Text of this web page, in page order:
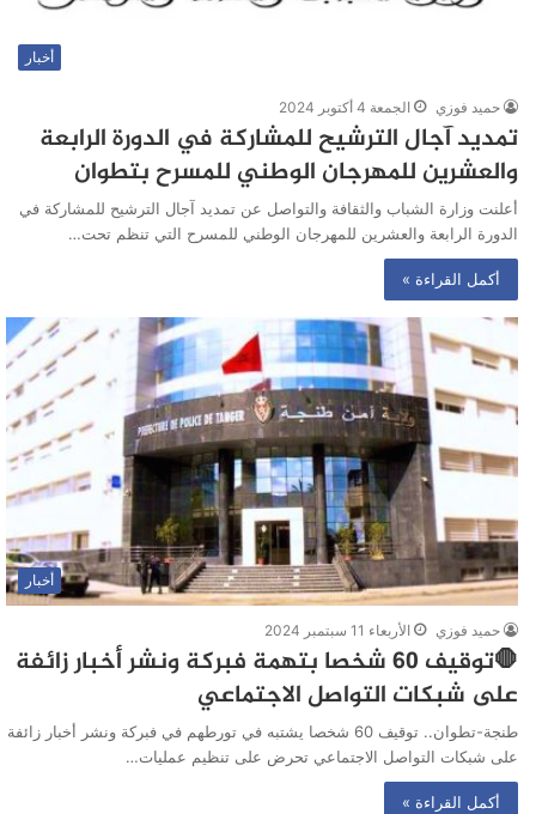
أخبار
حميد فوزي الجمعة 4 أكتوبر 2024
تمديد آجال الترشيح للمشاركة في الدورة الرابعة
والعشرين للمهرجان الوطني للمسرح بتطوان
أعلنت وزارة الشباب والثقافة والتواصل عن تمديد آجال الترشيح للمشاركة في
الدورة الرابعة والعشرين للمهرجان الوطني للمسرح التي تنظم تحت…
أكمل القراءة »
أخبار
حميد فوزي الأربعاء 11 سبتمبر 2024
🛑توقيف 60 شخصا بتهمة فبركة ونشر أخبار زائفة
على شبكات التواصل الاجتماعي
طنجة-تطوان.. توقيف 60 شخصا يشتبه في تورطهم في فبركة ونشر أخبار زائفة
على شبكات التواصل الاجتماعي تحرض على تنظيم عمليات…
أكمل القراءة »